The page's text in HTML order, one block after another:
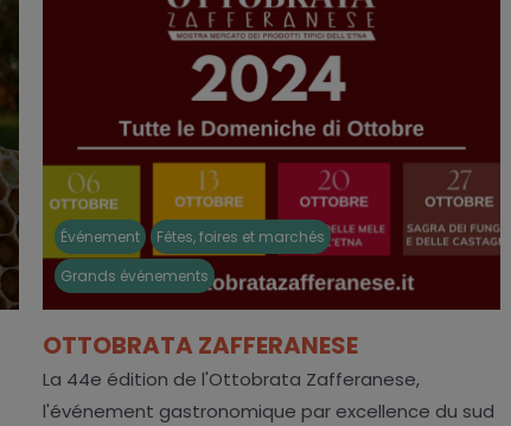
Événement
Fêtes, foires et marchés
Grands événements
OTTOBRATA ZAFFERANESE
La 44e édition de l'Ottobrata Zafferanese,
l'événement gastronomique par excellence du sud